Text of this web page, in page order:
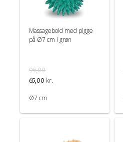
Massagebold med pigge
på Ø7 cm i grøn
95,00
65,00 kr.
Ø7 cm